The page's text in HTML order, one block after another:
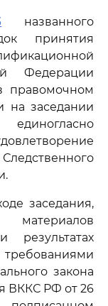
названного
принятия
Федерации
правомочном
на заседании
заседания,
результатах
требованиями
закона
ВККС РФ от 26